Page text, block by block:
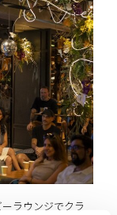
ラウンジでクラ